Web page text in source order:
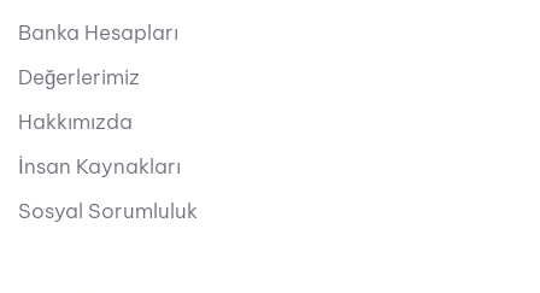
Banka Hesapları
Değerlerimiz
Hakkımızda
İnsan Kaynakları
Sosyal Sorumluluk